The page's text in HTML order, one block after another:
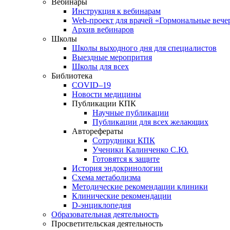
Вебинары
Инструкция к вебинарам
Web-проект для врачей «Гормональные
Архив вебинаров
Школы
Школы выходного дня для специалистов
Выездные меропрития
Школы для всех
Библиотека
COVID–19
Новости медицины
Публикации КПК
Научные публикации
Публикации для всех желающих
Авторефераты
Сотрудники КПК
Ученики Калинченко С.Ю.
Готовятся к защите
История эндокринологии
Схема метаболизма
Методические рекомендации клиники
Клинические рекомендации
D-энциклопедия
Образовательная деятельность
Просветительская деятельность